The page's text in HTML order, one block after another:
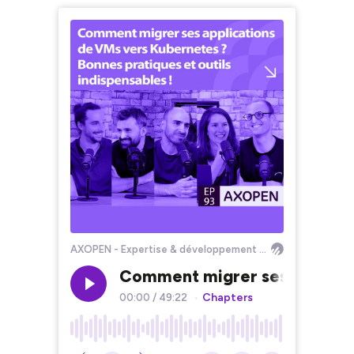
AXOPEN - Expertise & développement informatique
Comment migrer ses
00:00 / 49:22 Chapters